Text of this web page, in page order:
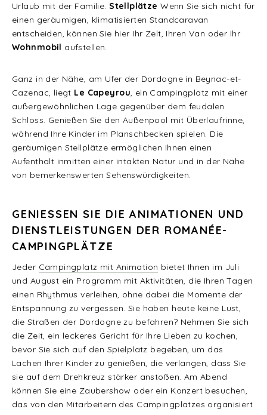
Urlaub mit der Familie.Stellplätze Wenn Sie sich nicht für
einen geräumigen, klimatisierten Standcaravan
entscheiden, können Sie hier Ihr Zelt, Ihren Van oder Ihr
Wohnmobil aufstellen.
Ganz in der Nähe, am Ufer der Dordogne in Beynac-et-
Cazenac, liegt Le Capeyrou, ein Campingplatz mit einer
außergewöhnlichen Lage gegenüber dem feudalen
Schloss. Genießen Sie den Außenpool mit Überlaufrinne,
während Ihre Kinder im Planschbecken spielen. Die
geräumigen Stellplätze ermöglichen Ihnen einen
Aufenthalt inmitten einer intakten Natur und in der Nähe
von bemerkenswerten Sehenswürdigkeiten.
GENIESSEN SIE DIE ANIMATIONEN UND D
IENSTLEISTUNGEN DER ROMANÉE-C
AMPINGPLÄTZE
Jeder Campingplatz mit Animation bietet Ihnen im Juli
und August ein Programm mit Aktivitäten, die Ihren Tagen
einen Rhythmus verleihen, ohne dabei die Momente der
Entspannung zu vergessen. Sie haben heute keine Lust,
die Straßen der Dordogne zu befahren? Nehmen Sie sich
die Zeit, ein leckeres Gericht für Ihre Lieben zu kochen,
bevor Sie sich auf den Spielplatz begeben, um das
Lachen Ihrer Kinder zu genießen, die verlangen, dass Sie
sie auf dem Drehkreuz stärker anstoßen. Am Abend
können Sie eine Zaubershow oder ein Konzert besuchen,
das von den Mitarbeitern des Campingplatzes organisiert